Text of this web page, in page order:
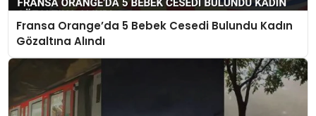
Fransa Orange’da 5 Bebek Cesedi Bulundu Kadın
Gözaltına Alındı